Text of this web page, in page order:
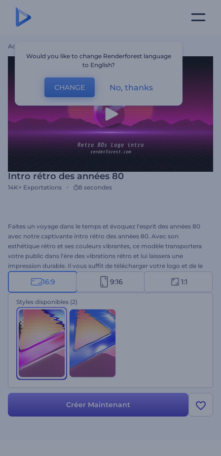
Accueil
Intro rétro des années 80
14K+ Exportations 8 secondes
Faites un voyage dans le temps et évoquez l'esprit des années 80
avec notre captivante intro rétro des années 80. Avec son
esthétique rétro et ses couleurs vibrantes, ce modèle transportera
votre public dans l'ère des vibrations rétro et lui laissera une
impression durable. Il vous suffit de télécharger votre logo et de le
laisser prendre vie dans un spectacle envoûtant de visuels
nostalgiques. Parfaitement adapté aux ouvertures de programmes
rétro, aux promotions de chaînes, aux introductions de sites Web
de jeux, aux vidéos publicitaires nostalgiques, et à bien d'autres
projets. Faites l'expérience de la magie des années 80 et rendez vos
projets inoubliables.
16:9 9:16 1:1
Styles disponibles (2)
Créer Maintenant
Would you like to change Renderforest language
to English?
CHANGE No, thanks